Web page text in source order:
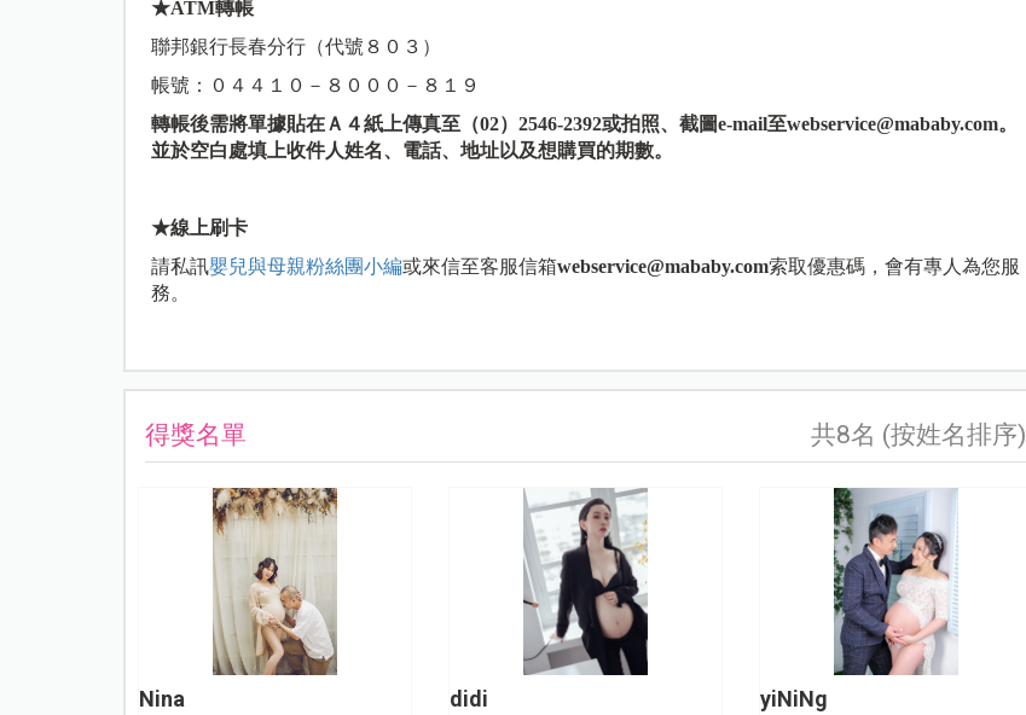
★ATM轉帳
聯邦銀行長春分行（代號８０３）
帳號：０４４１０－８０００－８１９
轉帳後需將單據貼在Ａ４紙上傳真至（02）2546-2392或拍照、截圖e-mail至webservice@mababy.com。
並於空白處填上收件人姓名、電話、地址以及想購買的期數。
★線上刷卡
請私訊嬰兒與母親粉絲團小編或來信至客服信箱webservice@mababy.com索取優惠碼，會有專人為您服
務。
得獎名單 共8名 (按姓名排序)
Nina didi yiNiNg